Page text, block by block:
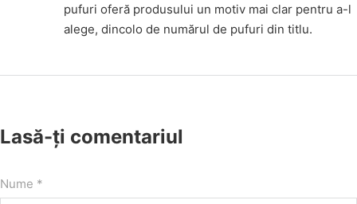
pufuri oferă produsului un motiv mai clar pentru a-l
alege, dincolo de numărul de pufuri din titlu.
Lasă-ți comentariul
Nume *